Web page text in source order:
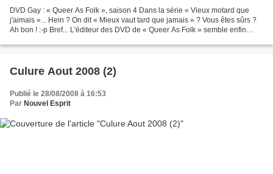
DVD Gay : « Queer As Folk », saison 4 Dans la série « Vieux motard que
j'aimais »... Hein ? On dit « Mieux vaut tard que jamais » ? Vous êtes sûrs ?
Ah bon ! :-p Bref... L'éditeur des DVD de « Queer As Folk » semble enfin
Culure Aout 2008 (2)
Publié le 28/08/2008 à 16:53
Par Nouvel Esprit